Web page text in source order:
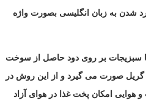
شدن به زبان انگلیسی بصورت واژه
بر روی دود حاصل از سوخت
صورت می گیرد و از این روش در
هوایی امکان پخت غذا در هوای آزاد